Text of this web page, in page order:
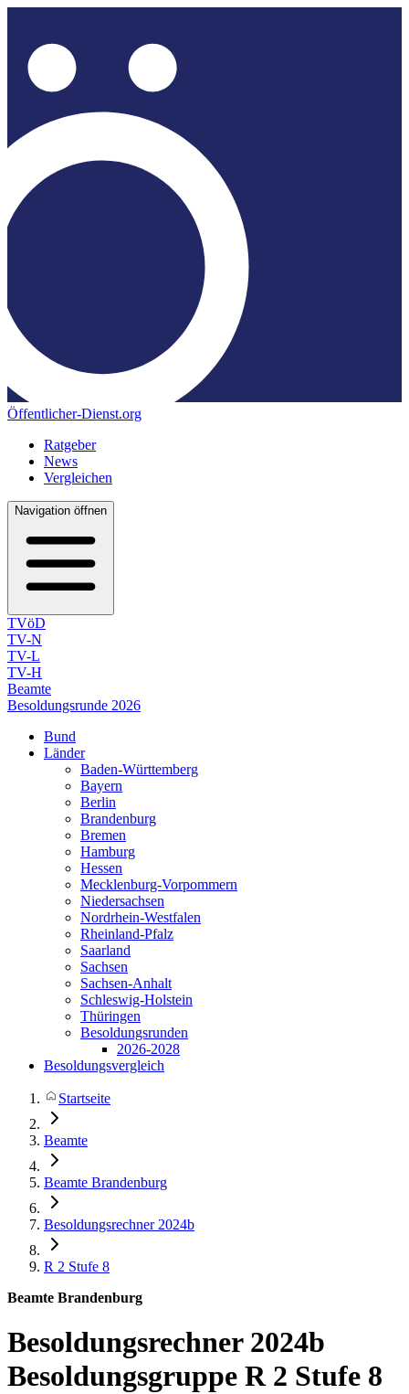
Öffentlicher-Dienst.org
Ratgeber
News
Vergleichen
Navigation öffnen
TVöD
TV-N
TV-L
TV-H
Beamte
Besoldungsrunde 2026
Bund
Länder
Baden-Württemberg
Bayern
Berlin
Brandenburg
Bremen
Hamburg
Hessen
Mecklenburg-Vorpommern
Niedersachsen
Nordrhein-Westfalen
Rheinland-Pfalz
Saarland
Sachsen
Sachsen-Anhalt
Schleswig-Holstein
Thüringen
Besoldungsrunden
2026-2028
Besoldungsvergleich
Startseite
Beamte
Beamte Brandenburg
Besoldungsrechner 2024b
R 2 Stufe 8
Beamte Brandenburg
Besoldungsrechner 2024b
Besoldungsgruppe R 2 Stufe 8